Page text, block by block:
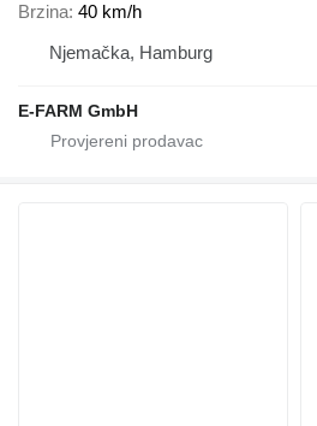
Brzina 40 km/h
Njemačka, Hamburg
E-FARM GmbH